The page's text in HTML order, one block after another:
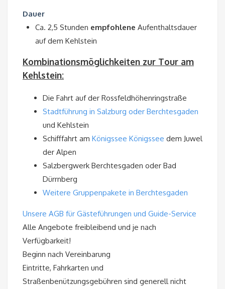
Dauer
Ca. 2,5 Stunden empfohlene Aufenthaltsdauer
auf dem Kehlstein
Kombinationsmöglichkeiten zur Tour am
Kehlstein:
Die Fahrt auf der Rossfeldhöhenringstraße
Stadtführung in Salzburg oder Berchtesgaden
und Kehlstein
Schifffahrt am Königssee Königssee dem Juwel
der Alpen
Salzbergwerk Berchtesgaden oder Bad
Dürrnberg
Weitere Gruppenpakete in Berchtesgaden
Unsere AGB für Gästeführungen und Guide-Service
Alle Angebote freibleibend und je nach
Verfügbarkeit!
Beginn nach Vereinbarung
Eintritte, Fahrkarten und
Straßenbenützungsgebühren sind generell nicht